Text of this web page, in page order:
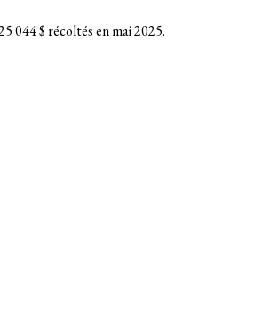
044 $ récoltés en mai 2025.